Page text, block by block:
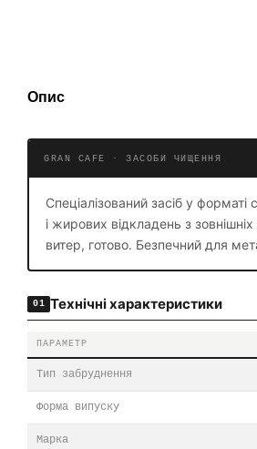
Опис
GRAN CAFE · ЗАСОБИ ЧИЩЕННЯ
Спеціалізований засіб у
і жирових відкладень з
витер, готово. Безпечний для
01 Технічні характеристики
ПАРАМЕТР
Тип забруднення
Форма випуску
Марка